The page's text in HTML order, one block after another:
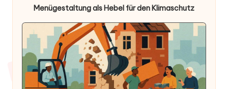
Menügestaltung als Hebel für den Klimaschutz